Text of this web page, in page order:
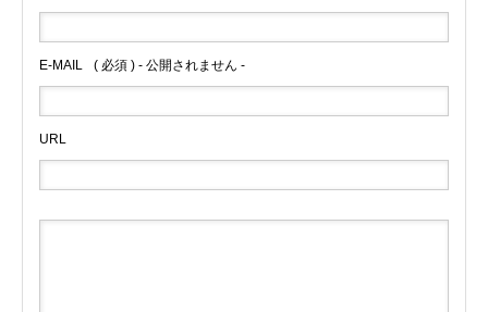
E-MAIL ( 必須 ) - 公開されません -
URL